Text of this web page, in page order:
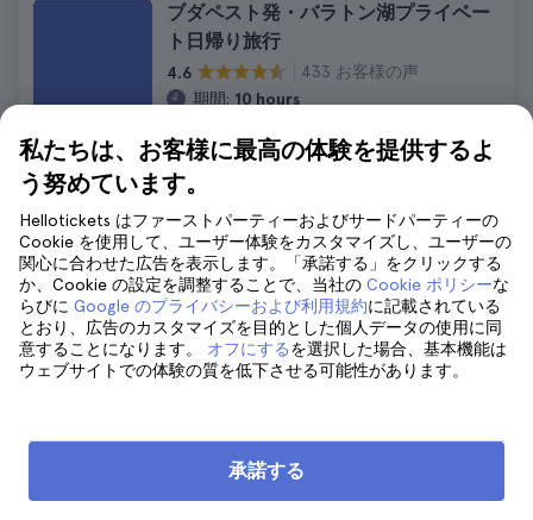
ブダペスト発・バラトン湖プライベー
ト日帰り旅行
4.6
433 お客様の声
期間: 10 hours
¥62,133 ¥56,485
追加料金はございません
ブダペスト 高級車によるプライベート
ツアー
4.5
1.212 お客様の声
期間: 3 hours 30 minutes
¥52,737 ¥47,943
私たちは、お客様に最高の体験を提供するよ
う努めています。
Hellotickets はファーストパーティーおよびサードパーティーの
Cookie を使用して、ユーザー体験をカスタマイズし、ユーザーの
関心に合わせた広告を表示します。「承諾する」をクリックする
か、Cookie の設定を調整することで、当社の Cookie ポリシーな
らびに Google のプライバシーおよび利用規約に記載されている
とおり、広告のカスタマイズを目的とした個人データの使用に同
意することになります。 オフにするを選択した場合、基本機能は
ウェブサイトでの体験の質を低下させる可能性があります。
承諾する